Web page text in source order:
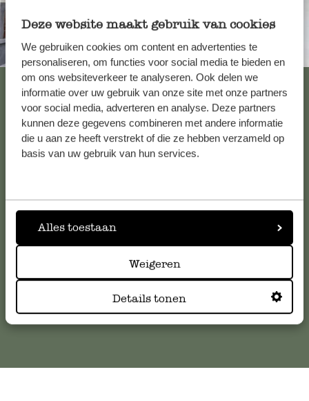
Deze website maakt gebruik van cookies
We gebruiken cookies om content en advertenties te
personaliseren, om functies voor social media te bieden en
om ons websiteverkeer te analyseren. Ook delen we
informatie over uw gebruik van onze site met onze partners
voor social media, adverteren en analyse. Deze partners
kunnen deze gegevens combineren met andere informatie
die u aan ze heeft verstrekt of die ze hebben verzameld op
basis van uw gebruik van hun services.
Alles toestaan
Weigeren
Details tonen
Altijd in de buurt
Bekijk alle 62 winkels
Klantenservice
meestgestelde vragen.
Online Klantenservice